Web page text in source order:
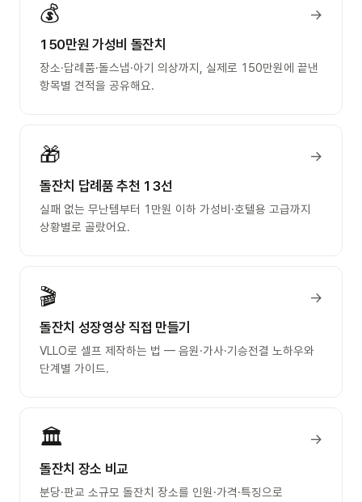
💰
150만원 가성비 돌잔치
장소·답례품·돌스냅·아기 의상까지, 실제로 150만원에 끝낸
항목별 견적을 공유해요.
→
🎁
돌잔치 답례품 추천 13선
실패 없는 무난템부터 1만원 이하 가성비·호텔용 고급까지
상황별로 골랐어요.
→
🎬
돌잔치 성장영상 직접 만들기
VLLO로 셀프 제작하는 법 — 음원·가사·기승전결 노하우와
단계별 가이드.
→
🏛️
돌잔치 장소 비교
분당·판교 소규모 돌잔치 장소를 인원·가격·특징으로
→